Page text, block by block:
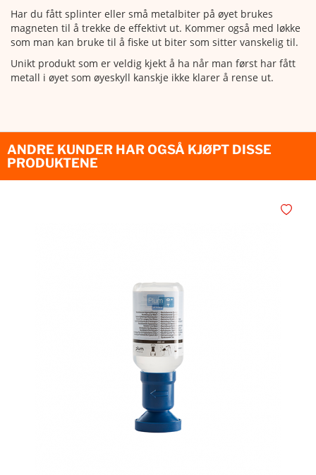
Har du fått splinter eller små metalbiter på øyet brukes
magneten til å trekke de effektivt ut. Kommer også med løkke
som man kan bruke til å fiske ut biter som sitter vanskelig til.
Unikt produkt som er veldig kjekt å ha når man først har fått
metall i øyet som øyeskyll kanskje ikke klarer å rense ut.
ANDRE KUNDER HAR OGSÅ KJØPT DISSE
PRODUKTENE
Legg i